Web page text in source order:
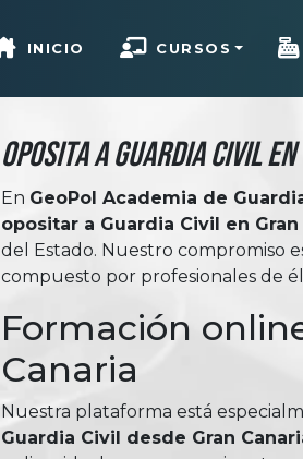
INICIO CURSOS
Oposita a Guardia Civil
En GeoPol Academia de
opositar a Guardia Civil en Gran
del Estado. Nuestro compromiso
compuesto por profesionales de
Formación
Canaria
Nuestra plataforma está
Guardia Civil desde Gran